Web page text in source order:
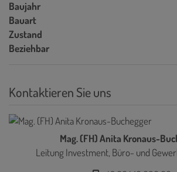
Baujahr
Bauart
Zustand
Beziehbar
Kontaktieren Sie uns
Mag. (FH) Anita Kronaus-
Leitung Investment, Büro- und